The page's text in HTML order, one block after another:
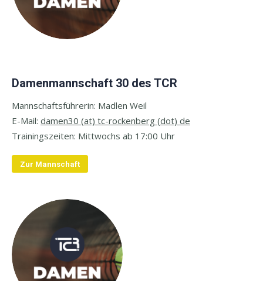
Damenmannschaft 30 des TCR
Mannschaftsführerin: Madlen Weil
E-Mail: damen30 (at) tc-rockenberg (dot) de
Trainingszeiten: Mittwochs ab 17:00 Uhr
Zur Mannschaft